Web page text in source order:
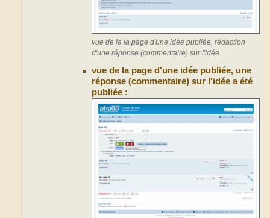
vue de la la page d'une idée publiée, rédaction
d'une réponse (commentaire) sur l'idée
vue de la page d'une idée publiée, une
réponse (commentaire) sur l'idée a été
publiée :